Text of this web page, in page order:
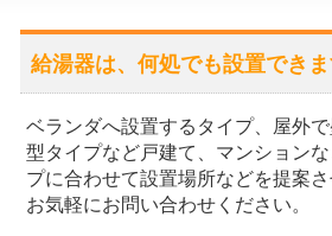
給湯器は、何処でも設置できま
ベランダへ設置するタイプ、屋外
型タイプなど戸建て、マンション
プに合わせて設置場所などを提案さ
お気軽にお問い合わせください。